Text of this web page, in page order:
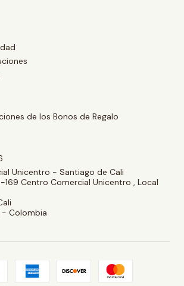
de los Bonos de Regalo
Unicentro - Santiago de Cali
Centro Comercial Unicentro , Local
- Colombia